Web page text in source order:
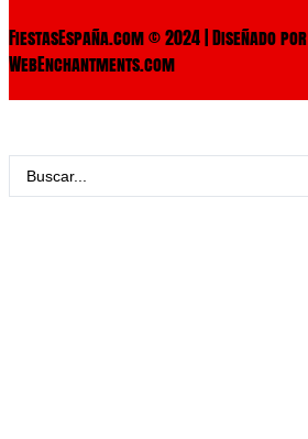
FiestasEspaña.com © 2024 | Diseñado por
WebEnchantments.com